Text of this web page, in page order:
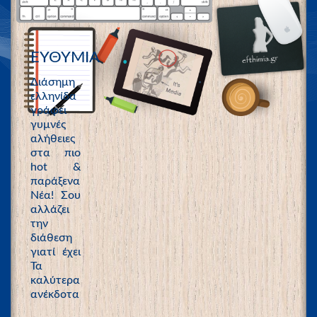
ΕΥΘΥΜΙΑ
Διάσημη
ελληνίδα
γράφει
γυμνές
αλήθειες
στα πιο
hot &
παράξενα
Νέα! Σου
αλλάζει
την
διάθεση
γιατί έχει
Τα
καλύτερα
ανέκδοτα